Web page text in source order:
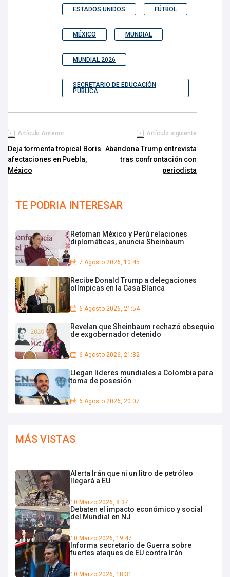
ESTADOS UNIDOS FÚTBOL
MÉXICO MUNDIAL
MUNDIAL 2026
SECRETARIO DE EDUCACIÓN
PÚBLICA
Artículo Anterior
Deja tormenta tropical Boris
afectaciones en Puebla,
México
Artículo siguiente
Abandona Trump entrevista
tras confrontación con
periodista
TE PODRIA INTERESAR
Retoman México y Perú relaciones
diplomáticas, anuncia Sheinbaum
7 Agosto 2026, 10:45
Recibe Donald Trump a delegaciones
olímpicas en la Casa Blanca
6 Agosto 2026, 21:54
Revelan que Sheinbaum rechazó obsequio
de exgobernador detenido
6 Agosto 2026, 21:32
Llegan líderes mundiales a Colombia para
toma de posesión
6 Agosto 2026, 20:07
MÁS VISTAS
Alerta Irán que ni un litro de petróleo
llegará a EU
10 Marzo 2026, 8:37
Debaten el impacto económico y social
del Mundial en NJ
10 Marzo 2026, 19:47
Informa secretario de Guerra sobre
fuertes ataques de EU contra Irán
10 Marzo 2026, 18:31